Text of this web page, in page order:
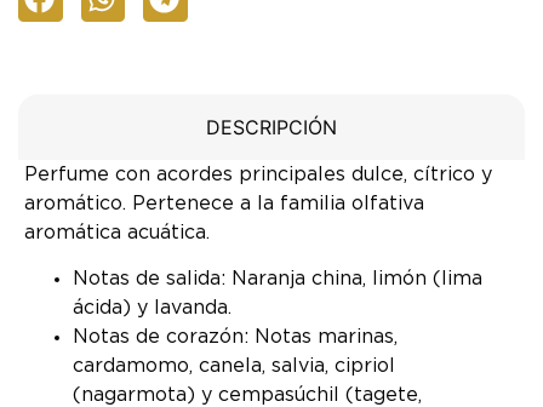
DESCRIPCIÓN
Perfume con acordes principales dulce, cítrico y
aromático. Pertenece a la familia olfativa
aromática acuática.
Notas de salida: Naranja china, limón (lima
ácida) y lavanda.
Notas de corazón: Notas marinas,
cardamomo, canela, salvia, cipriol
(nagarmota) y cempasúchil (tagete,